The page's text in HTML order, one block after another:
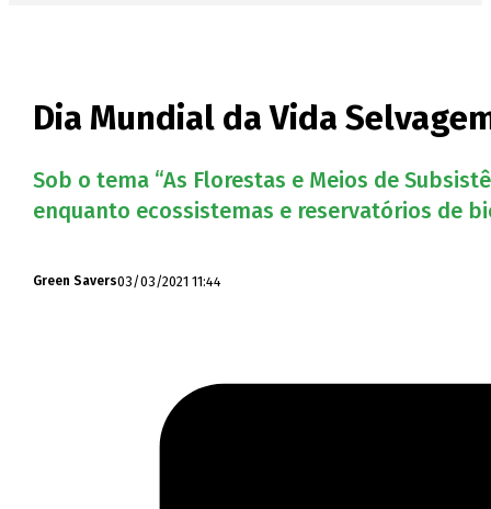
Dia Mundial da Vida
Sob o tema “As Florestas e Meios de
enquanto ecossistemas e reservatórios de
Green Savers03/03/2021 11:44